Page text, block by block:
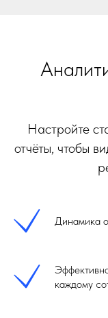
Настройте
отчёты, чтобы
Динамика
каждому